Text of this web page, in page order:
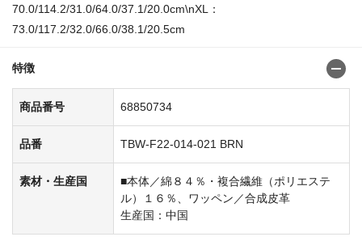
70.0/114.2/31.0/64.0/37.1/20.0cm\nXL：
73.0/117.2/32.0/66.0/38.1/20.5cm
特徴
商品番号 68850734
品番 TBW-F22-014-021 BRN
素材・生産国
■本体／綿８４％・複合繊維（ポリエステ
ル）１６％、ワッペン／合成皮革
生産国：中国